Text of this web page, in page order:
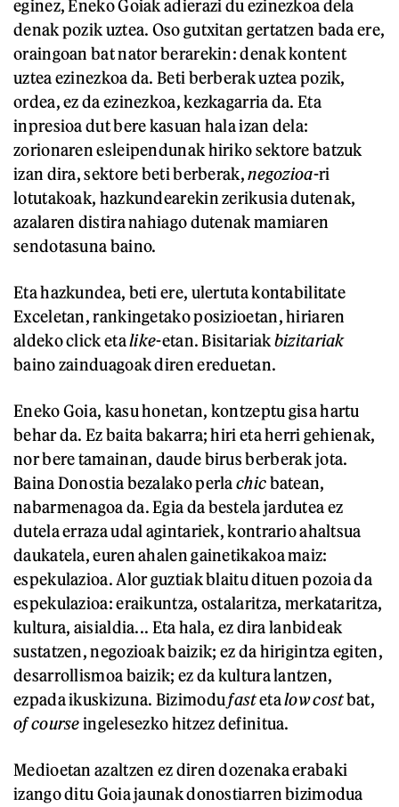
eginez, Eneko Goiak adierazi du ezinezkoa dela
denak pozik uztea. Oso gutxitan gertatzen bada ere,
oraingoan bat nator berarekin: denak kontent
uztea ezinezkoa da. Beti berberak uztea pozik,
ordea, ez da ezinezkoa, kezkagarria da. Eta
inpresioa dut bere kasuan hala izan dela:
zorionaren esleipendunak hiriko sektore batzuk
izan dira, sektore beti berberak,negozioa-ri
lotutakoak, hazkundearekin zerikusia dutenak,
azalaren distira nahiago dutenak mamiaren
sendotasuna baino.
Eta hazkundea, beti ere, ulertuta kontabilitate
Exceletan, rankingetako posizioetan, hiriaren
aldeko click etalike-etan. Bisitariakbizitariak
baino zainduagoak diren ereduetan.
Eneko Goia, kasu honetan, kontzeptu gisa hartu
behar da. Ez baita bakarra; hiri eta herri gehienak,
nor bere tamainan, daude birus berberak jota.
Baina Donostia bezalako perlachicbatean,
nabarmenagoa da. Egia da bestela jardutea ez
dutela erraza udal agintariek, kontrario ahaltsua
daukatela, euren ahalen gainetikakoa maiz:
espekulazioa. Alor guztiak blaitu dituen pozoia da
espekulazioa: eraikuntza, ostalaritza, merkataritza,
kultura, aisialdia... Eta hala, ez dira lanbideak
sustatzen, negozioak baizik; ez da hirigintza egiten,
desarrollismoa baizik; ez da kultura lantzen,
ezpada ikuskizuna. Bizimodu fastetalow costbat,
of courseingelesezko hitzez definitua.
Medioetan azaltzen ez diren dozenaka erabaki
izango ditu Goia jaunak donostiarren bizimodua